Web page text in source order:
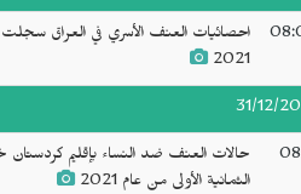
2021
31/12/
حالات العنف ضد النساء بإقليم كردستان
الثمانية الأولى من عام 2021